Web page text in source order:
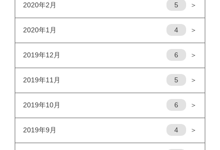
2020年2月 5 ＞
2020年1月 4 ＞
2019年12月 6 ＞
2019年11月 5 ＞
2019年10月 6 ＞
2019年9月 4 ＞